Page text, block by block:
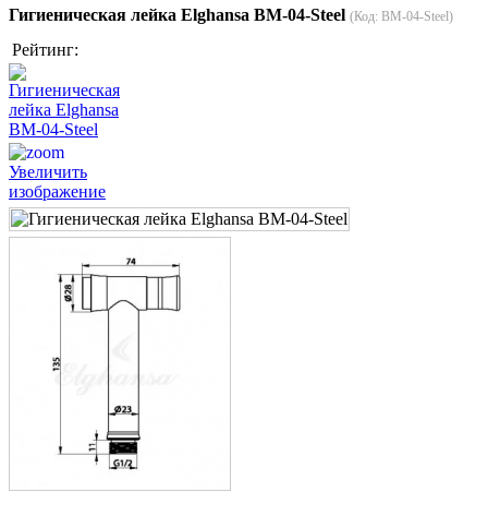
Гигиеническая лейка Elghansa BM-04-Steel (Код: BM-04-Steel)
Рейтинг:
Увеличить
изображение